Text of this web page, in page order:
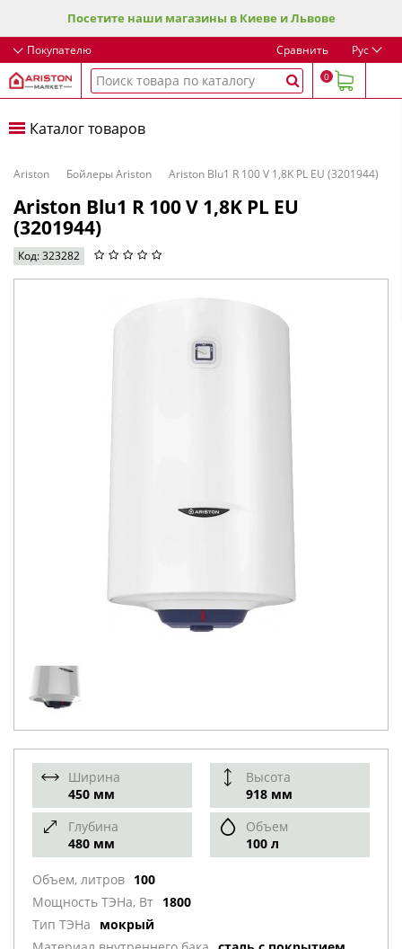
Посетите наши магазины в Киеве и Львове
Покупателю Сравнить Рус
0
Каталог товаров
Ariston Бойлеры Ariston Ariston Blu1 R 100 V 1,8K PL EU (3201944)
Ariston Blu1 R 100 V 1,8K PL EU
(3201944)
Код: 323282
Ширина
450 мм
Высота
918 мм
Глубина
480 мм
Объем
100 л
Объем, литров 100
Мощность ТЭНа, Вт 1800
Тип ТЭНа
мокрый